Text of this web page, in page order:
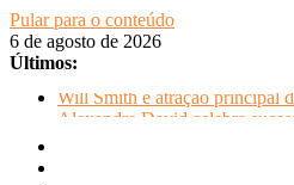
Pular para o conteúdo
6 de agosto de 2026
Últimos:
Will Smith é atração principal
Alexandre David celebra